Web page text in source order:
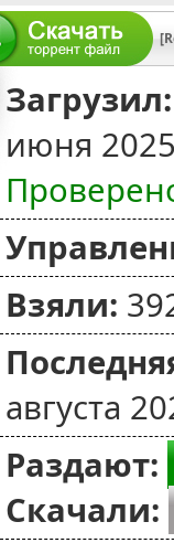
Загрузил:
июня
Взяли:
августа
Раздают:
Скачали: